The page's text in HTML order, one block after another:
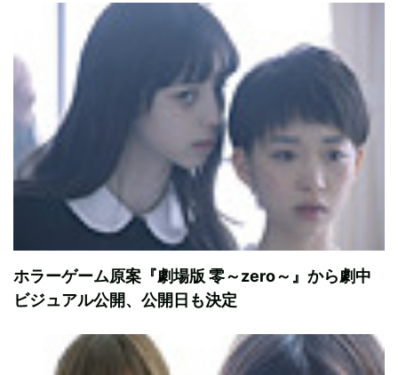
ホラーゲーム原案『劇場版 零～zero～』から劇中
ビジュアル公開、公開日も決定